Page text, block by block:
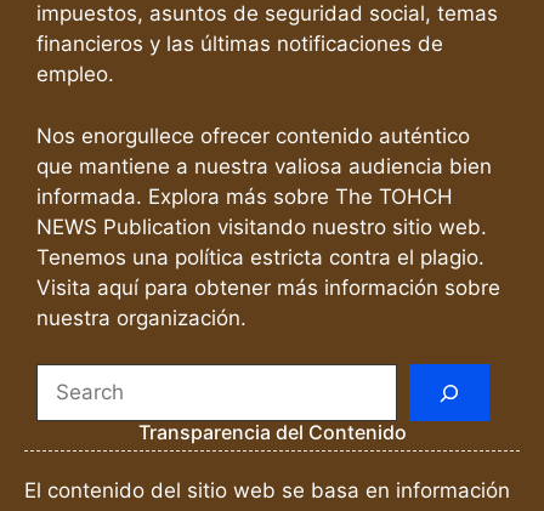
impuestos, asuntos de seguridad social, temas
financieros y las últimas notificaciones de
empleo.
Nos enorgullece ofrecer contenido auténtico
que mantiene a nuestra valiosa audiencia bien
informada. Explora más sobre The TOHCH
NEWS Publication visitando nuestro sitio web.
Tenemos una política estricta contra el plagio.
Visita aquí para obtener más información sobre
nuestra organización.
Search
Transparencia del Contenido
El contenido del sitio web se basa en información